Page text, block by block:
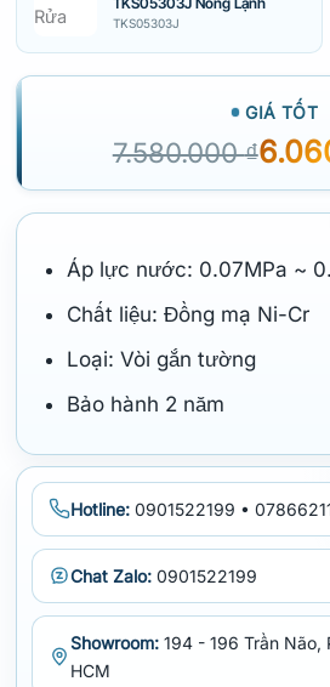
TKS05303J
GIÁ TỐT
7.580.000₫
Áp lực nước: 0.07MPa ~
Chất liệu: Đồng mạ Ni-Cr
Loại: Vòi gắn tường
Bảo hành 2 năm
Hotline: 0901522199 •
Chat Zalo: 0901522199
Showroom: 194 - 196 Trần Não,
HCM